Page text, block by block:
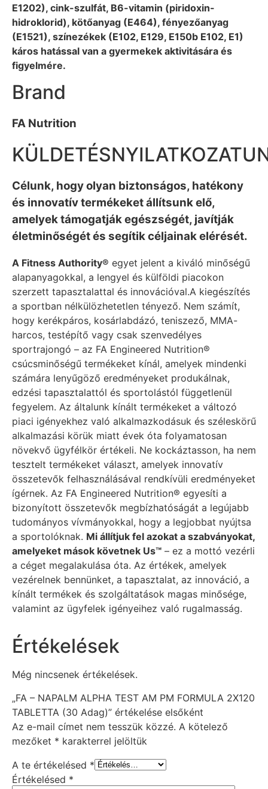
E1202), cink-szulfát, B6-vitamin (piridoxin-
hidroklorid), kötőanyag (E464), fényezőanyag
(E1521), színezékek (E102, E129, E150b E102, E1)
káros hatással van a gyermekek aktivitására és
figyelmére.
Brand
FA Nutrition
Célunk, hogy olyan biztonságos, hatékony
és innovatív termékeket állítsunk elő,
amelyek támogatják egészségét, javítják
életminőségét és segítik céljainak elérését.
A Fitness Authority® egyet jelent a kiváló minőségű
alapanyagokkal, a lengyel és külföldi piacokon
szerzett tapasztalattal és innovációval.A kiegészítés
a sportban nélkülözhetetlen tényező. Nem számít,
hogy kerékpáros, kosárlabdázó, teniszező, MMA-
harcos, testépítő vagy csak szenvedélyes
sportrajongó – az FA Engineered Nutrition®
csúcsminőségű termékeket kínál, amelyek mindenki
számára lenyűgöző eredményeket produkálnak,
edzési tapasztalattól és sportolástól függetlenül
fegyelem. Az általunk kínált termékeket a változó
piaci igényekhez való alkalmazkodásuk és széleskörű
alkalmazási körük miatt évek óta folyamatosan
növekvő ügyfélkör értékeli. Ne kockáztasson, ha nem
tesztelt termékeket választ, amelyek innovatív
összetevők felhasználásával rendkívüli eredményeket
ígérnek. Az FA Engineered Nutrition® egyesíti a
bizonyított összetevők megbízhatóságát a legújabb
tudományos vívmányokkal, hogy a legjobbat nyújtsa
a sportolóknak. Mi állítjuk fel azokat a szabványokat,
amelyeket mások követnek Us™ – ez a mottó vezérli
a céget megalakulása óta. Az értékek, amelyek
vezérelnek bennünket, a tapasztalat, az innováció, a
kínált termékek és szolgáltatások magas minősége,
valamint az ügyfelek igényeihez való rugalmasság.
Értékelések
Még nincsenek értékelések.
„FA – NAPALM ALPHA TEST AM PM FORMULA 2X120
TABLETTA (30 Adag)” értékelése elsőként
Az e-mail címet nem tesszük közzé. A kötelező
mezőket * karakterrel jelöltük
A te értékelésed *
Értékelésed *